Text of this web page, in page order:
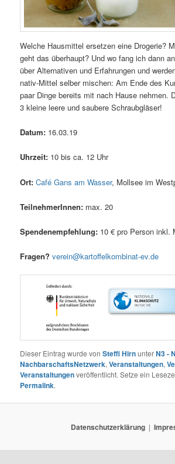
Wel­che Haus­mit­tel erset­zen eine Dro­ge­rie?
geht das über­haupt? Und wo fang ich dann
über Alter­na­ti­ven und Erfah­run­gen und
na­tiv-Mit­tel sel­ber mischen: Am Ende des
paar Din­ge bereits mit nach Hau­se neh­men.
3 klei­ne lee­re und sau­be­re Schraubgläser!
Datum: 16.03.19
Uhr­zeit: 10 bis ca. 12 Uhr
Ort: Café Gans am Was­ser, Moll­see im
Teil­neh­me­rIn­nen: max. 20
Spen­den­emp­feh­lung: 10 € pro Per­son inkl.
Fra­gen? verein@kartoffelkombinat-ev.de
Dieser Eintrag wurde vonSteffi HirnunterN3 -
NachbarschaftsNetzwerk,Veranstaltungen,
Veranstaltungenveröffentlicht. Setze ein
Permalink.
Datenschutzerklärung